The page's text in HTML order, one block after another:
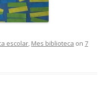
escolar, Mes biblioteca on 7